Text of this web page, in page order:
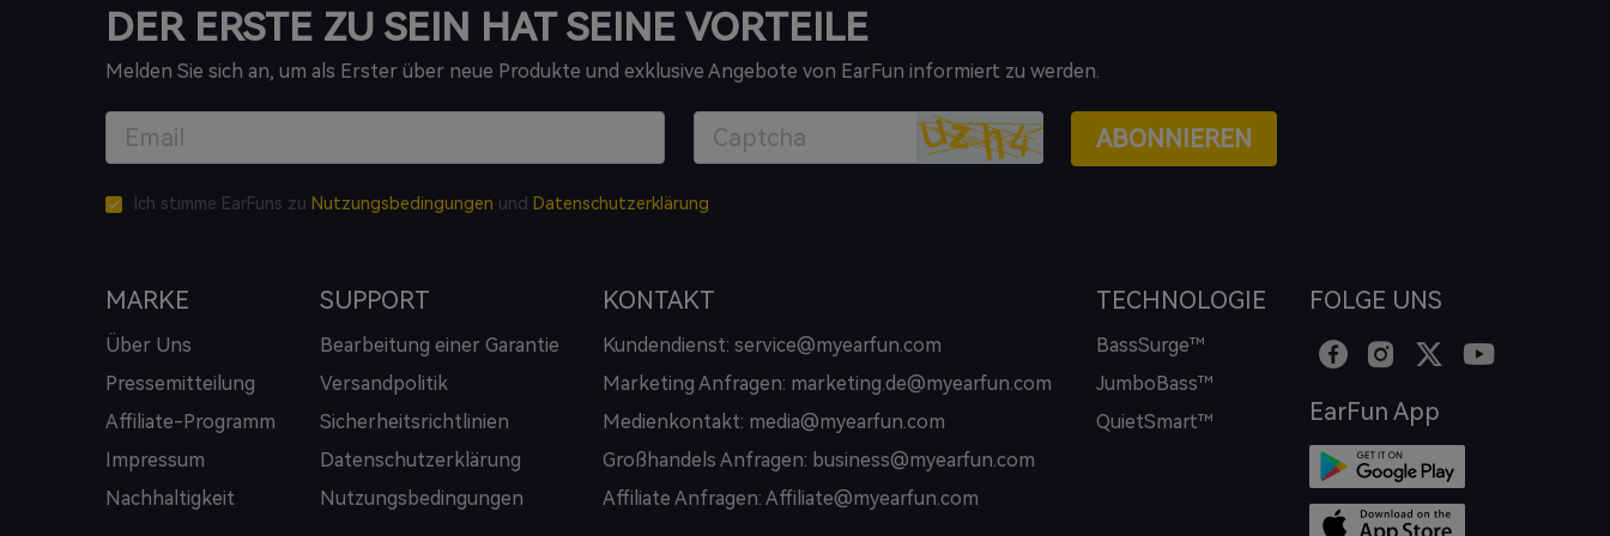
DER ERSTE ZU SEIN HAT SEINE VORTEILE
Melden Sie sich an, um als Erster über neue Produkte und exklusive Angebote von EarFun informiert zu werden.
ABONNIEREN
Ich stimme EarFuns zu Nutzungsbedingungen und Datenschutzerklärung
MARKE
Über Uns
Pressemitteilung
Affiliate-Programm
Impressum
Nachhaltigkeit
SUPPORT
Bearbeitung einer Garantie
Versandpolitik
Sicherheitsrichtlinien
Datenschutzerklärung
Nutzungsbedingungen
KONTAKT
Kundendienst: service@myearfun.com
Marketing Anfragen: marketing.de@myearfun.com
Medienkontakt: media@myearfun.com
Großhandels Anfragen: business@myearfun.com
Affiliate Anfragen: Affiliate@myearfun.com
TECHNOLOGIE
BassSurge™
JumboBass™
QuietSmart™
FOLGE UNS
EarFun App